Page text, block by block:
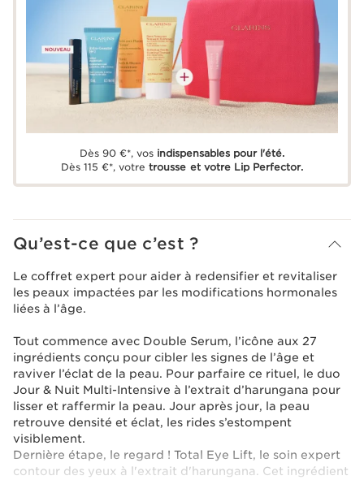
Dès 90 €*, vos indispensables pour l'été.
Dès 115 €*, votre trousse et votre Lip Perfector.
Qu’est-ce que c’est ?
Le coffret expert pour aider à redensifier et revitaliser
les peaux impactées par les modifications hormonales
liées à l’âge.
Tout commence avec Double Serum, l’icône aux 27
ingrédients conçu pour cibler les signes de l’âge et
raviver l’éclat de la peau. Pour parfaire ce rituel, le duo
Jour & Nuit Multi-Intensive à l’extrait d’harungana pour
lisser et raffermir la peau. Jour après jour, la peau
retrouve densité et éclat, les rides s’estompent
visiblement.
Dernière étape, le regard ! Total Eye Lift, le soin expert
contour des yeux à l'extrait d'harungana. Cet ingrédient